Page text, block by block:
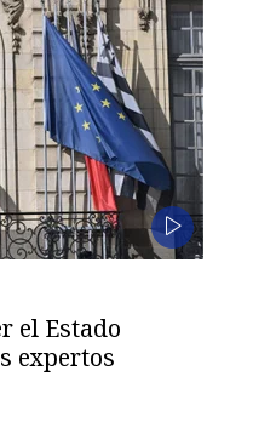
el Estado
expertos